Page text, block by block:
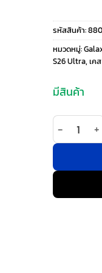
รหัสสินค้า:
หมวดหมู่:
S26 Ultra, เค
มีสินค้า
จำนวน